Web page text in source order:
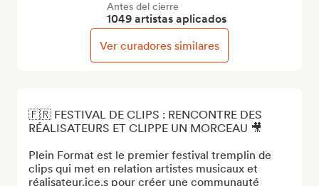
🇫🇷 FESTIVAL DE CLIPS : RENCONTRE DES
RÉALISATEURS ET CLIPPE UN MORCEAU 🎥
Plein Format est le premier festival tremplin de
clips qui met en relation artistes musicaux et
réalisateur.ice.s pour créer une communauté
Antes del cierre
1049 artistas aplicados
Ver curadores similares